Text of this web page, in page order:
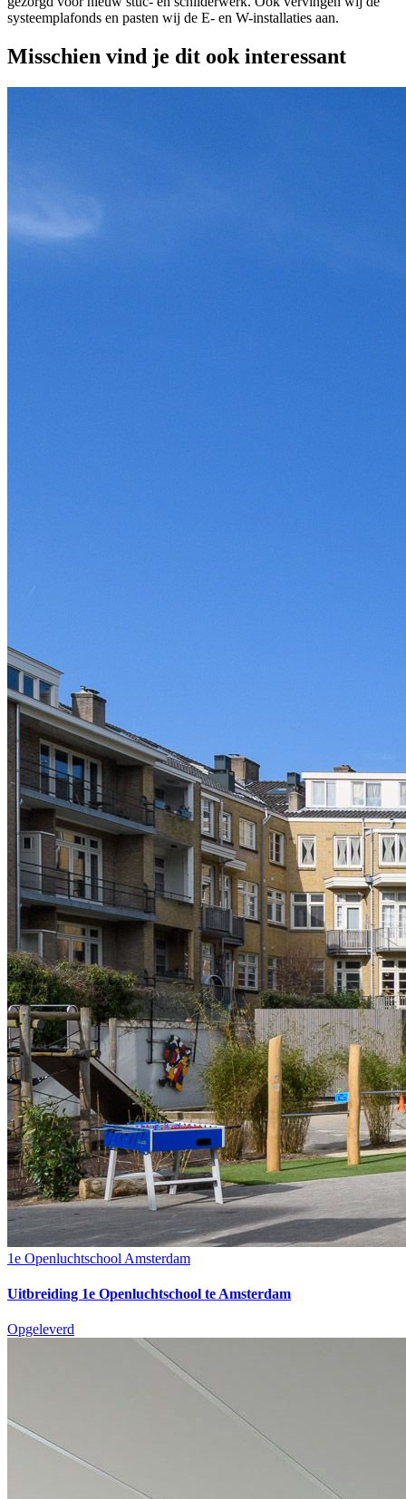
systeemplafonds en pasten wij de E- en W-installaties aan.
Misschien vind je dit ook interessant
1e Openluchtschool Amsterdam
Uitbreiding 1e Openluchtschool te Amsterdam
Opgeleverd